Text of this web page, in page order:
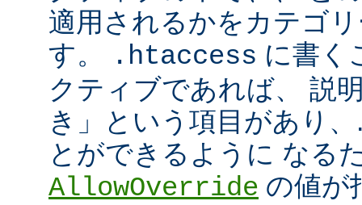
適用されるかをカテゴ
す。
.htaccess に書く
クティブであれば、 説
き」という項目があり
とができるように なる
AllowOverride の値が